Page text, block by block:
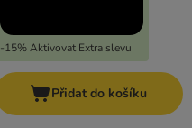
-15% Aktivovat Extra slevu
Přidat do košíku